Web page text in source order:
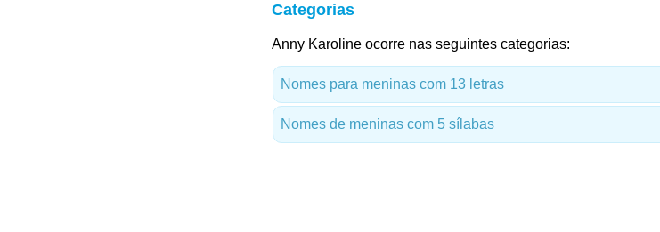
Categorias
Anny Karoline ocorre nas seguintes categorias:
Nomes para meninas com 13 letras
Nomes de meninas com 5 sílabas